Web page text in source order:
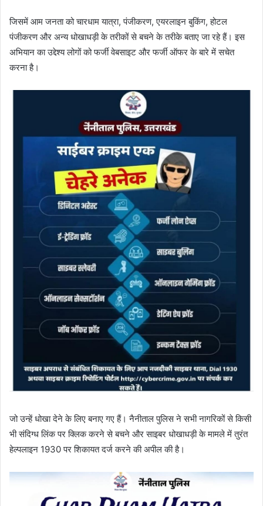
जिसमें आम जनता को चारधाम यात्रा, पंजीकरण, एयरलाइन बुकिंग, होटल
पंजीकरण और अन्य धोखाधड़ी के तरीकों से बचने के तरीके बताए जा रहे हैं। इस
अभियान का उद्देश्य लोगों को फर्जी वेबसाइट और फर्जी ऑफर के बारे में सचेत
करना है।
जो उन्हें धोखा देने के लिए बनाए गए हैं। नैनीताल पुलिस ने सभी नागरिकों से किसी
भी संदिग्ध लिंक पर क्लिक करने से बचने और साइबर धोखाधड़ी के मामले में तुरंत
हेल्पलाइन 1930 पर शिकायत दर्ज करने की अपील की है।